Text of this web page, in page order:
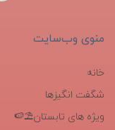
منوی وب‌سایت
خانه
شگفت انگیزها
ویژه های تابستان⛱️🍉